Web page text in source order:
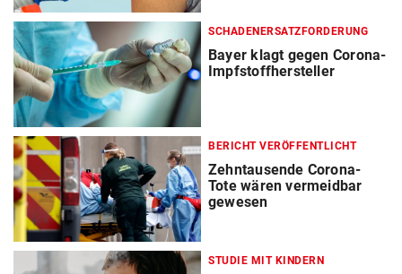
SCHADENERSATZFORDERUNG
Bayer klagt gegen Corona-
Impfstoffhersteller
BERICHT VERÖFFENTLICHT
Zehntausende Corona-
Tote wären vermeidbar
gewesen
STUDIE MIT KINDERN